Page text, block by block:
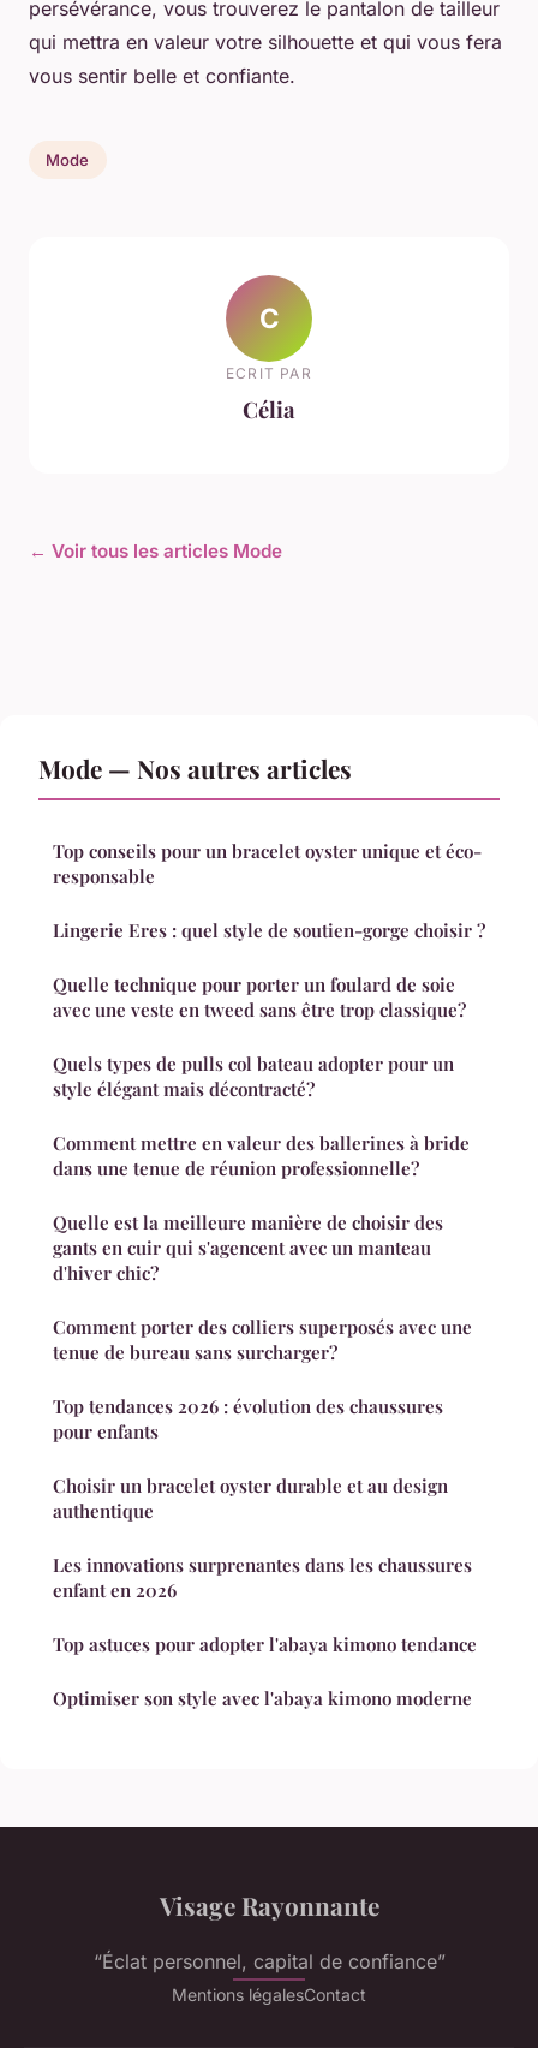
persévérance, vous trouverez le pantalon de tailleur
qui mettra en valeur votre silhouette et qui vous fera
vous sentir belle et confiante.
Mode
C
ECRIT PAR
Célia
← Voir tous les articles Mode
Mode — Nos autres articles
Top conseils pour un bracelet oyster unique et éco-
responsable
Lingerie Eres : quel style de soutien-gorge choisir ?
Quelle technique pour porter un foulard de soie
avec une veste en tweed sans être trop classique?
Quels types de pulls col bateau adopter pour un
style élégant mais décontracté?
Comment mettre en valeur des ballerines à bride
dans une tenue de réunion professionnelle?
Quelle est la meilleure manière de choisir des
gants en cuir qui s'agencent avec un manteau
d'hiver chic?
Comment porter des colliers superposés avec une
tenue de bureau sans surcharger?
Top tendances 2026 : évolution des chaussures
pour enfants
Choisir un bracelet oyster durable et au design
authentique
Les innovations surprenantes dans les chaussures
enfant en 2026
Top astuces pour adopter l'abaya kimono tendance
Optimiser son style avec l'abaya kimono moderne
Visage Rayonnante
“Éclat personnel, capital de confiance”
Mentions légalesContact